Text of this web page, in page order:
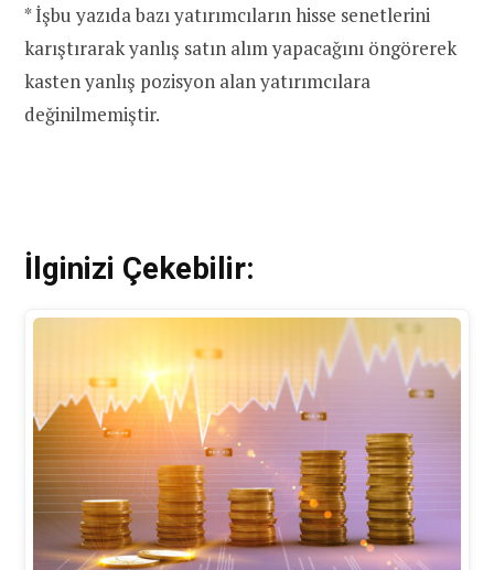
* İşbu yazıda bazı yatırımcıların hisse senetlerini
karıştırarak yanlış satın alım yapacağını öngörerek
kasten yanlış pozisyon alan yatırımcılara
değinilmemiştir.
İlginizi Çekebilir: